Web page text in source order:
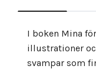
I boken Mina
illustrationer
svampar som